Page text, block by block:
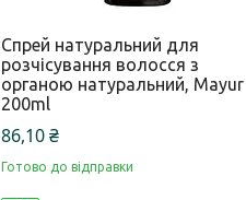
Спрей натуральний для
розчісування волосся з
органою натуральний, Mayur
200ml
86,10 ₴
Готово до відправки